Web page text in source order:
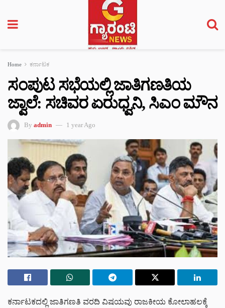
Home ಕರ್ನಾಟಕ
ಸಂಪುಟ ಸಭೆಯಲ್ಲಿ ಜಾತಿಗಣತಿಯ
ಜ್ವಾಲೆ: ಸಚಿವರ ಏರುಧ್ವನಿ, ಸಿಎಂ ಮೌನ
By admin 1 year Ago
ಕರ್ನಾಟಕದಲ್ಲಿ ಜಾತಿಗಣತಿ ವರದಿ ವಿಷಯವು ರಾಜಕೀಯ ಕೋಲಾಹಲಕ್ಕೆ